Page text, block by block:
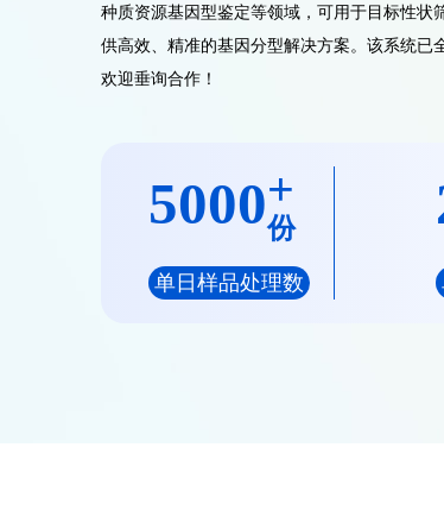
种质资源基因型鉴定等领域，可用于目标性状
供高效、精准的基因分型解决方案。该系统已
欢迎垂询合作！
5000+
份
单日样品处理数